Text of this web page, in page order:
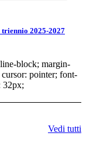
2025-2027
block; margin-
pointer; font-
32px;
Vedi tutti